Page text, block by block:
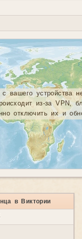
вашего устройства
из-за VPN,
отключить их и
в Виктории